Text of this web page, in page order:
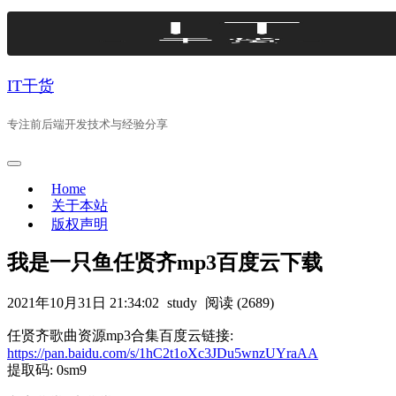
Skip
IT干货
专注前后端开发技术与经验分享
Home
关于本站
版权声明
我是一只鱼任贤齐mp3百度云下载
2021年10月31日 21:34:02 study 阅读 (2689)
任贤齐歌曲资源mp3合集百度云链接:
https://pan.baidu.com/s/1hC2t1oXc3JDu5wnzUYraAA
提取码: 0sm9